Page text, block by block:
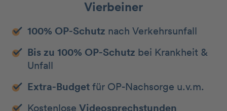
Vierbeiner
100% OP-Schutz nach Verkehrsunfall
Bis zu 100% OP-Schutz bei Krankheit &
Unfall
Extra-Budget für OP-Nachsorge u.v.m.
Kostenlose Videosprechstunden